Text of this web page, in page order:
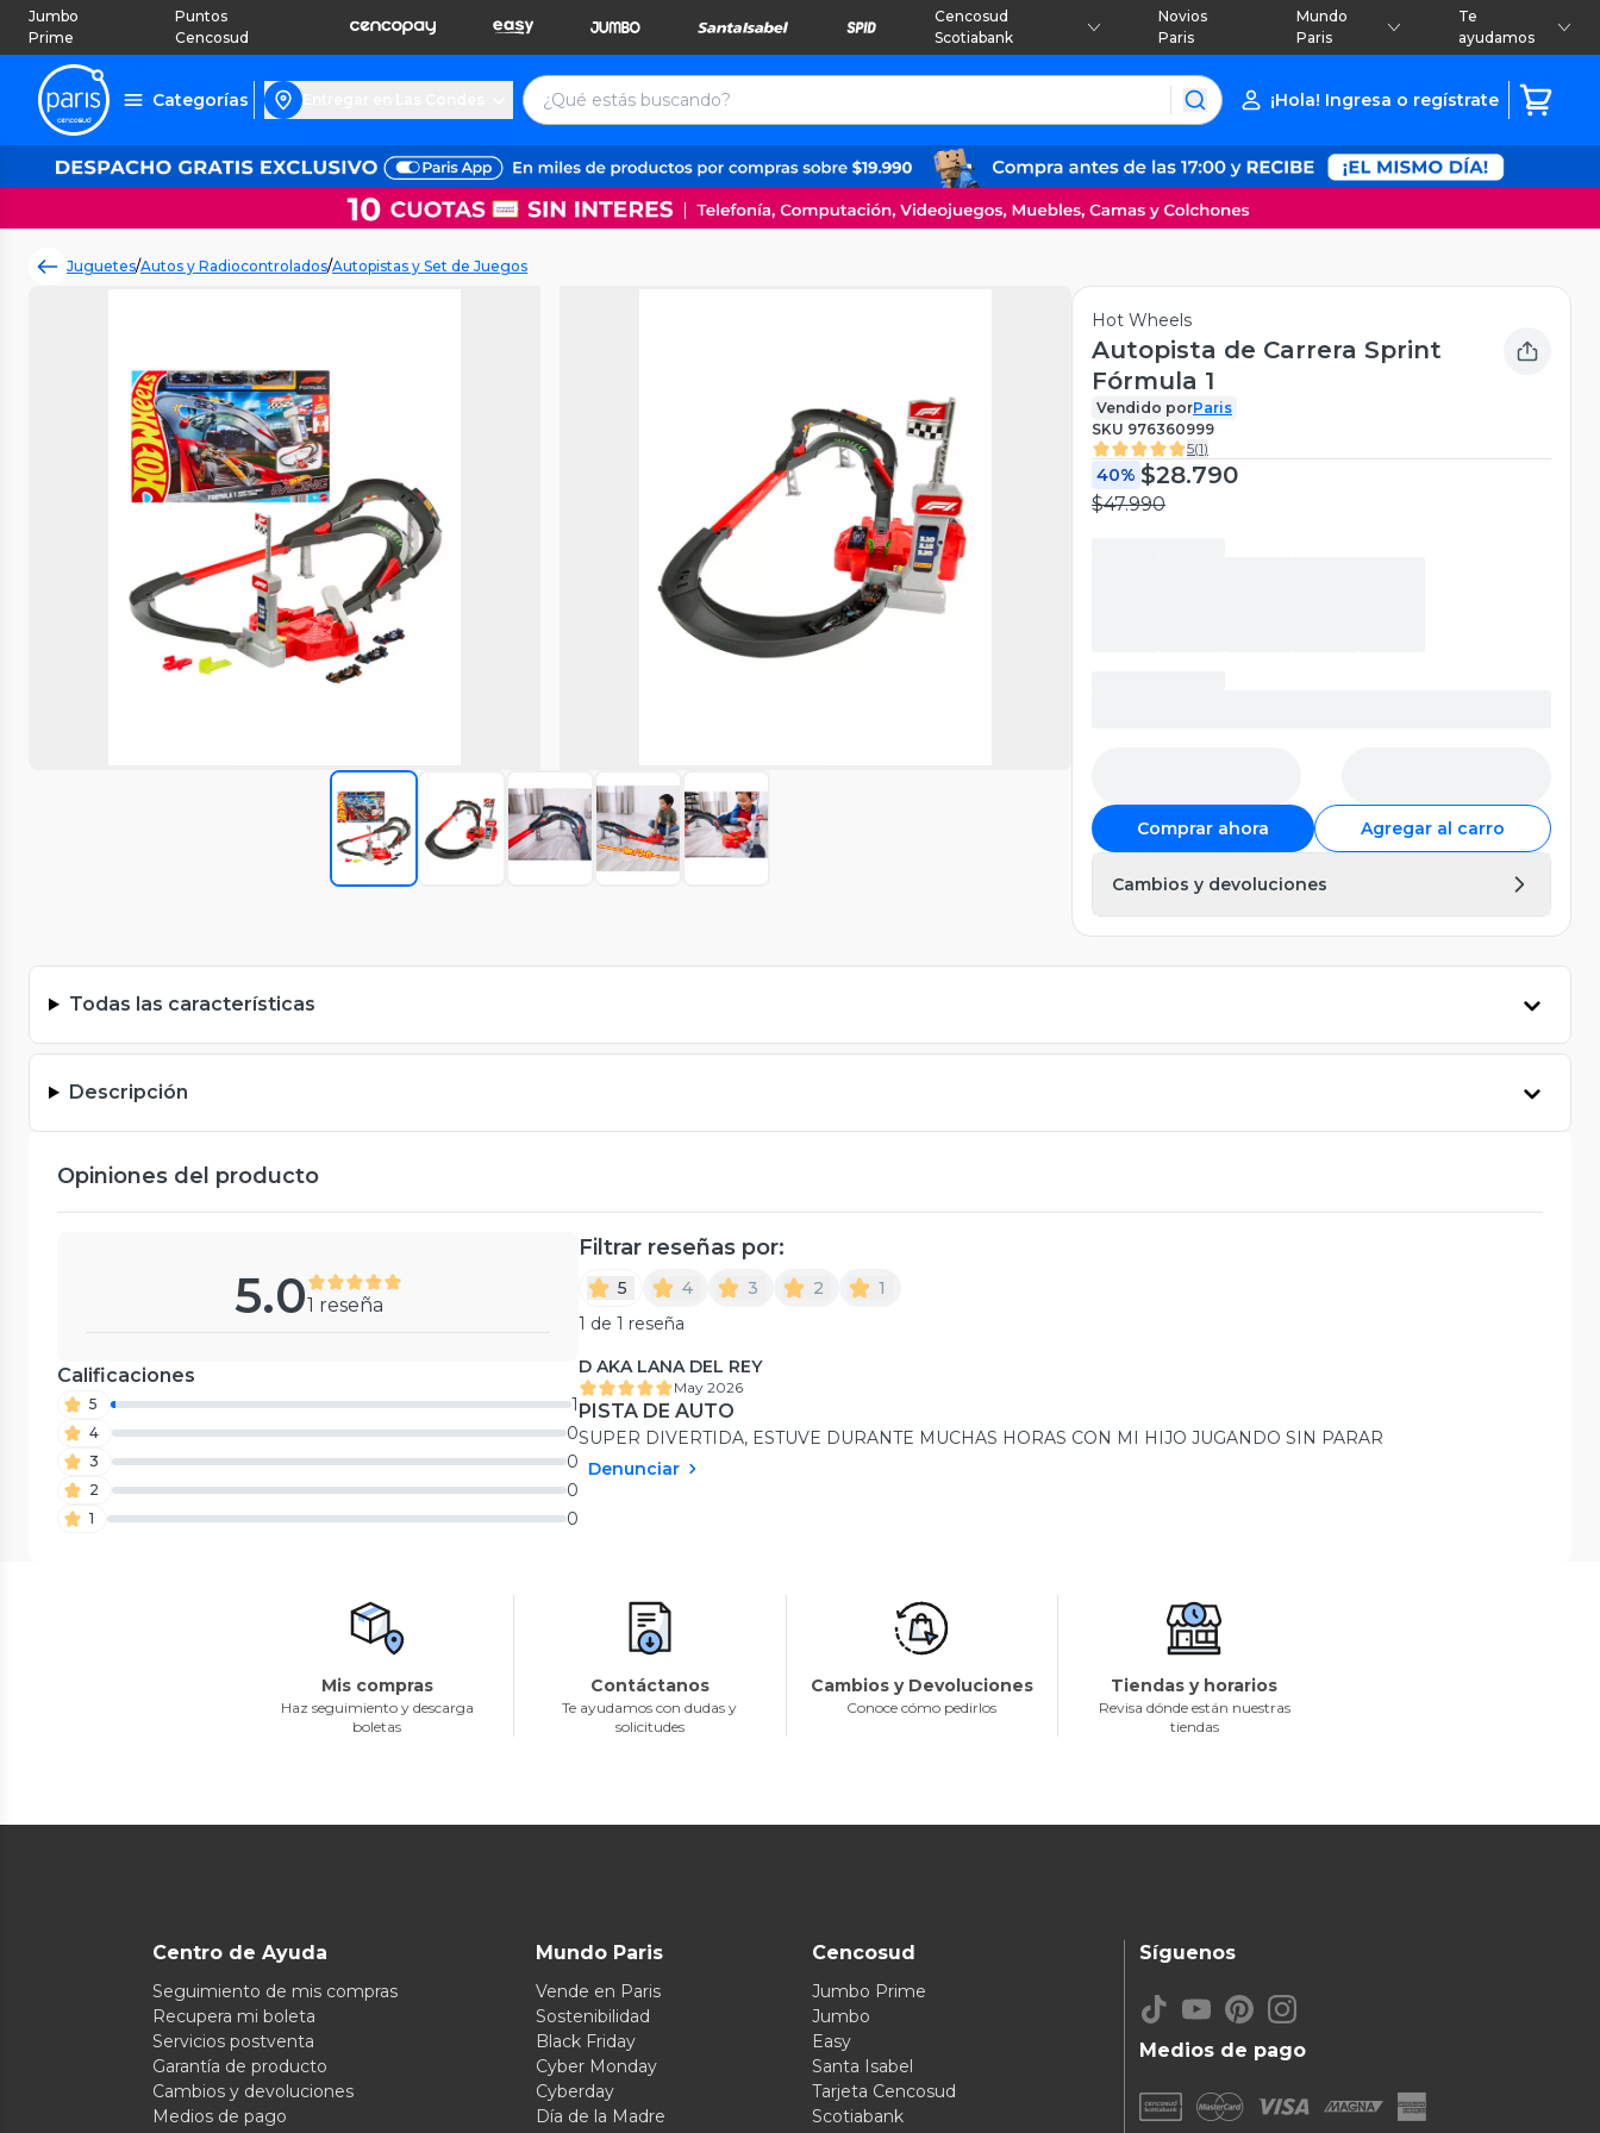
Jumbo
Prime
Puntos
Cencosud
Cencosud
Scotiabank
Novios
Paris
Mundo
Paris
Te
ayudamos
Categorías ¡Hola! Ingresa o regístrate
Juguetes/Autos y Radiocontrolados/Autopistas y Set de Juegos
Hot Wheels
Autopista de Carrera Sprint
Fórmula 1
Vendido porParis
SKU 976360999
5(1)
40% $28.790
$47.990
Comprar ahora Agregar al carro
Cambios y devoluciones
Todas las características
Descripción
Opiniones del producto
5.01 reseña
Calificaciones
5 1
4 0
3 0
2 0
1 0
Filtrar reseñas por:
5 4 3 2
1
1 de 1 reseña
D AKA LANA DEL REY
May 2026
PISTA DE AUTO
SUPER DIVERTIDA, ESTUVE DURANTE MUCHAS HORAS CON MI HIJO JUGANDO SIN PARAR
Denunciar
Mis compras
Haz seguimiento y descarga
boletas
Contáctanos
Te ayudamos con dudas y
solicitudes
Cambios y Devoluciones
Conoce cómo pedirlos
Tiendas y horarios
Revisa dónde están nuestras
tiendas
Centro de Ayuda
Seguimiento de mis compras
Recupera mi boleta
Servicios postventa
Garantía de producto
Cambios y devoluciones
Medios de pago
Mundo Paris
Vende en Paris
Sostenibilidad
Black Friday
Cyber Monday
Cyberday
Día de la Madre
Cencosud
Jumbo Prime
Jumbo
Easy
Santa Isabel
Tarjeta Cencosud
Scotiabank
Medios de pago
Síguenos